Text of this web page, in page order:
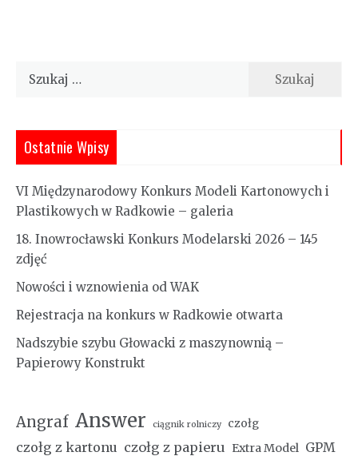
Szukaj:
Ostatnie Wpisy
VI Międzynarodowy Konkurs Modeli Kartonowych i
Plastikowych w Radkowie – galeria
18. Inowrocławski Konkurs Modelarski 2026 – 145
zdjęć
Nowości i wznowienia od WAK
Rejestracja na konkurs w Radkowie otwarta
Nadszybie szybu Głowacki z maszynownią –
Papierowy Konstrukt
Angraf Answer ciągnik rolniczy czołg
czołg z kartonu czołg z papieru Extra Model GPM